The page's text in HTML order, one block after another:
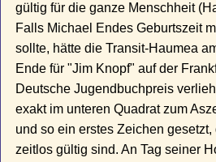
gültig für die ganze Menschheit
Falls Michael Endes Geburtszeit
sollte, hätte die Transit-Haumea
Ende für "Jim Knopf" auf der
Deutsche Jugendbuchpreis
exakt im unteren Quadrat zum
und so ein erstes Zeichen
zeitlos gültig sind. An Tag seiner